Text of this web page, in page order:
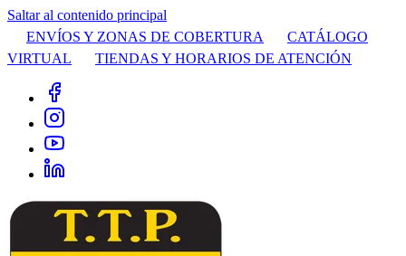
Saltar al contenido principal
ENVÍOS Y ZONAS DE COBERTURA
CATÁLOGO
VIRTUAL
TIENDAS Y HORARIOS DE ATENCIÓN